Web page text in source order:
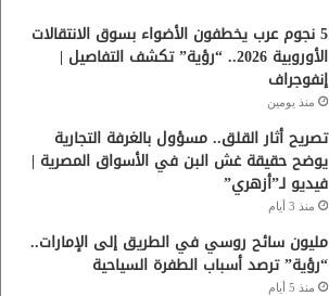
5 نجوم عرب يخطفون الأضواء بسوق الانتقالات
الأوروبية 2026.. “رؤية” تكشف التفاصيل |
إنفوجراف
منذ يومين
تصريح أثار القلق.. مسؤول بالغرفة التجارية
يوضح حقيقة غش البن في الأسواق المصرية |
فيديو لـ”أزهري”
منذ 3 أيام
مليون سائح روسي في الطريق إلى الإمارات..
“رؤية” ترصد أسباب الطفرة السياحية
منذ 5 أيام